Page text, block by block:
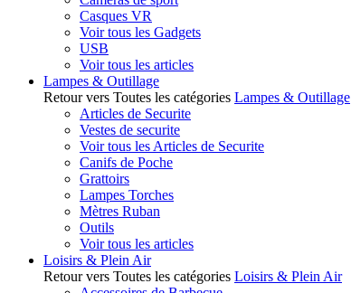
Casques VR
Voir tous les Gadgets
USB
Voir tous les articles
Lampes & Outillage
Retour vers Toutes les catégories Lampes & Outillage
Articles de Securite
Vestes de securite
Voir tous les Articles de Securite
Canifs de Poche
Grattoirs
Lampes Torches
Mètres Ruban
Outils
Voir tous les articles
Loisirs & Plein Air
Retour vers Toutes les catégories Loisirs & Plein Air